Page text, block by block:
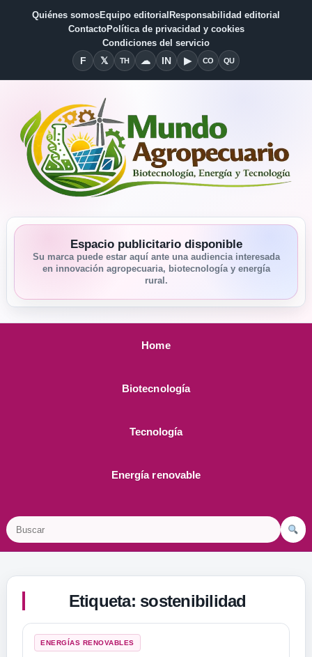
Quiénes somosEquipo editorial Responsabilidad editorial
ContactoPolítica de privacidad y cookies
Condiciones del servicio
FFacebook
𝕏
X THThreads
☁Bluesky
INLinkedin
▶YouTube
COCondiciones del Servicio
QUQuiénes somos
Espacio publicitario disponible
Su marca puede estar aquí ante una audiencia interesada
en innovación agropecuaria, biotecnología y energía
rural.
Home
Biotecnología
Tecnología
Energía renovable
Etiqueta: sostenibilidad
ENERGÍAS RENOVABLES